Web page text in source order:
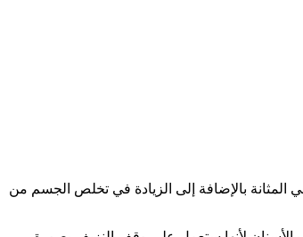
المثانة بالإضافة إلى الزيادة في تخلص الجسم من